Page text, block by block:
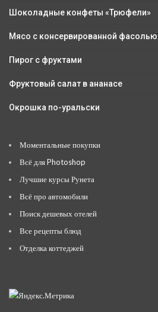
Шоколадные конфеты «Трюфели»
Мясо с консервированной фасолью
Пирог с фруктами
Фруктовый салат в ананасе
Окрошка по-уральски
Моментальные покупки
Всё для Photoshop
Лучшие курсы Рунета
Всё про автомобили
Поиск дешевых отелей
Все рецепты блюд
Отделка коттеджей